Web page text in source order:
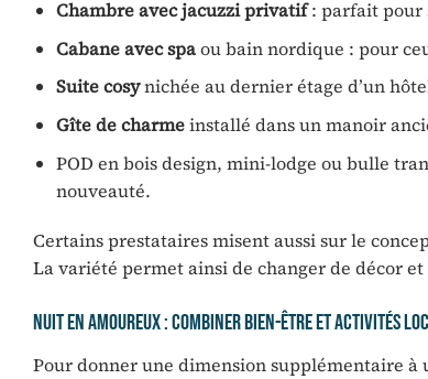
Chambre avec jacuzzi privatif: parfait pour
Cabane avec spaou bain nordique : pour
Suite cosynichée au dernier étage d’un
Gîte de charmeinstallé dans un manoir
POD en bois design, mini-lodge ou bulle
nouveauté.
Certains prestataires misent aussi sur le
La variété permet ainsi de changer de décor
Nuit en amoureux : combiner bien-être et activités
Pour donner une dimension supplémentaire à